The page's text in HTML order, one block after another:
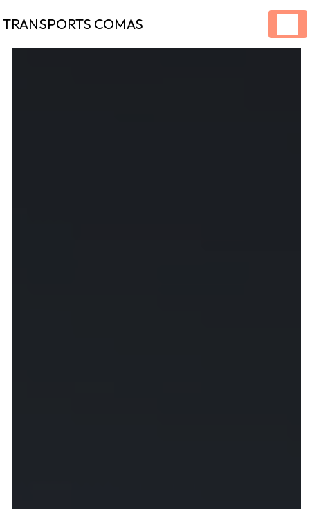
TRANSPORTS COMAS